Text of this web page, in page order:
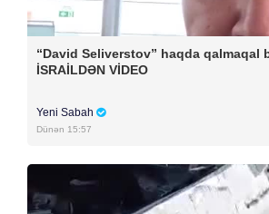
“David Seliverstov” haqda qalmaqal
İSRAİLDƏN VİDEO
Yeni Sabah
Dünən 15:57